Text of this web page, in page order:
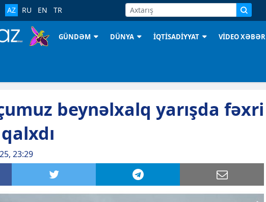
AZ RU EN TR
GÜNDƏM DÜNYA İQTİSADİYYAT VİDEO XƏBƏR
beynəlxalq yarışda fəxri
23:29